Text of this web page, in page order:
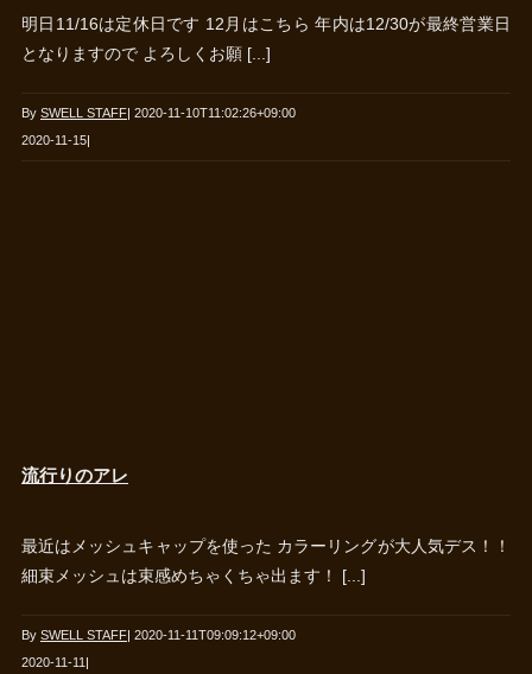
明日11/16は定休日です 12月はこちら 年内は12/30が最終営業日
となりますので よろしくお願 [...]
By SWELL STAFF| 2020-11-10T11:02:26+09:00
2020-11-15|
流行りのアレ
最近はメッシュキャップを使った カラーリングが大人気デス！！
細束メッシュは束感めちゃくちゃ出ます！ [...]
By SWELL STAFF| 2020-11-11T09:09:12+09:00
2020-11-11 |